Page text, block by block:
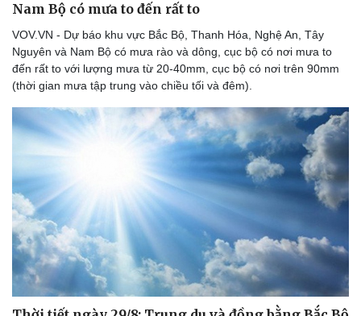
Nam Bộ có mưa to đến rất to
VOV.VN - Dự báo khu vực Bắc Bộ, Thanh Hóa, Nghệ An, Tây
Nguyên và Nam Bộ có mưa rào và dông, cục bộ có nơi mưa to
đến rất to với lượng mưa từ 20-40mm, cục bộ có nơi trên 90mm
(thời gian mưa tập trung vào chiều tối và đêm).